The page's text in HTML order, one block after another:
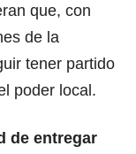
que, con
de la
tener partido
poder local.
de entregar